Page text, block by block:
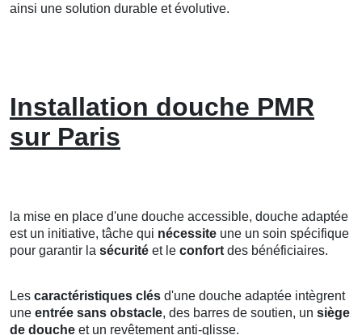
ainsi une solution durable et évolutive.
Installation douche PMR
sur Paris
la mise en place d'une douche accessible, douche adaptée
est un initiative, tâche qui nécessite une un soin spécifique
pour garantir la sécurité et le confort des bénéficiaires.
Les caractéristiques clés d'une douche adaptée intègrent
une entrée sans obstacle, des barres de soutien, un siège
de douche et un revêtement anti-glisse.